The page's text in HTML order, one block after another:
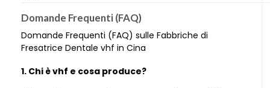
Domande Frequenti (FAQ)
Domande Frequenti (FAQ) sulle Fabbriche di
Fresatrice Dentale vhf in Cina
1. Chi è vhf e cosa produce?